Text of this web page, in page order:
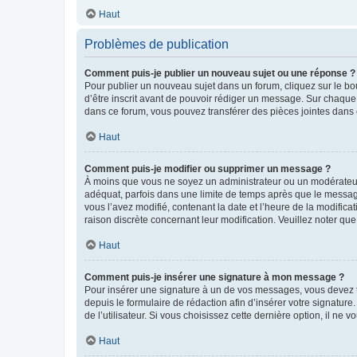
Haut
Problèmes de publication
Comment puis-je publier un nouveau sujet ou une réponse ?
Pour publier un nouveau sujet dans un forum, cliquez sur le
d’être inscrit avant de pouvoir rédiger un message. Sur
dans ce forum, vous pouvez transférer des pièces jointes dans
Haut
Comment puis-je modifier ou supprimer un message ?
À moins que vous ne soyez un administrateur ou un
adéquat, parfois dans une limite de temps après que le
vous l’avez modifié, contenant la date et l’heure de la
raison discrète concernant leur modification. Veuillez noter
Haut
Comment puis-je insérer une signature à mon message ?
Pour insérer une signature à un de vos messages, vous
depuis le formulaire de rédaction afin d’insérer votre
de l’utilisateur. Si vous choisissez cette dernière option, il ne
Haut